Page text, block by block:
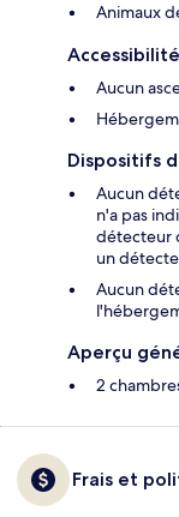
Animaux
Accessibilité
Aucun
Dispositifs
Aucun
n'a pas
détecteur
un
Aucun
Aperçu
2
Frais et